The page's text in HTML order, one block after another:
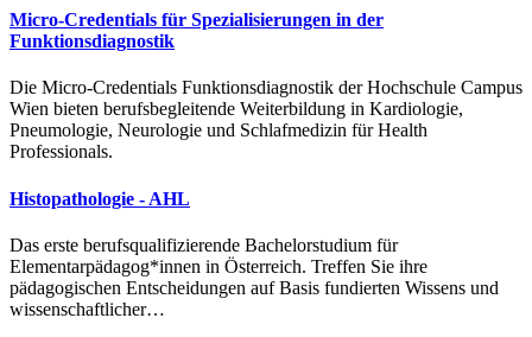
Micro-Credentials für Spezialisierungen in der
Funktionsdiagnostik
Die Micro-Credentials Funktionsdiagnostik der Hochschule Campus
Wien bieten berufsbegleitende Weiterbildung in Kardiologie,
Pneumologie, Neurologie und Schlafmedizin für Health
Professionals.
Histopathologie - AHL
Das erste berufsqualifizierende Bachelorstudium für
Elementarpädagog*innen in Österreich. Treffen Sie ihre
pädagogischen Entscheidungen auf Basis fundierten Wissens und
wissenschaftlicher…